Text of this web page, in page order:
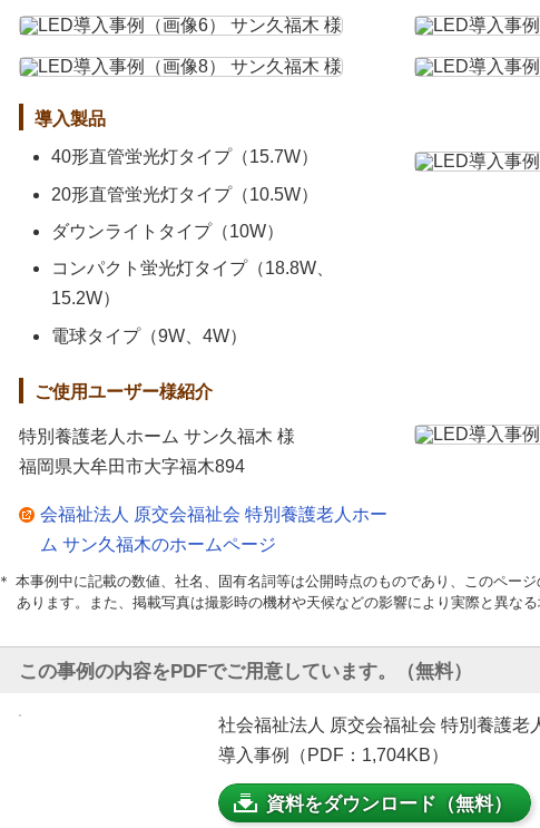
導入製品
40形直管蛍光灯タイプ（15.7W）
20形直管蛍光灯タイプ（10.5W）
ダウンライトタイプ（10W）
コンパクト蛍光灯タイプ（18.8W、
15.2W）
電球タイプ（9W、4W）
ご使用ユーザー様紹介
特別養護老人ホーム サン久福木 様
福岡県大牟田市大字福木894
会福祉法人 原交会福祉会 特別養護老人ホー
ム サン久福木のホームページ
＊ 本事例中に記載の数値、社名、固有名詞等は公開時点のものであり、このペー
あります。また、掲載写真は撮影時の機材や天候などの影響により実際と異なる
この事例の内容をPDFでご用意しています。（無料）
社会福祉法人 原交会福祉会 特別養護
導入事例（PDF：1,704KB）
資料をダウンロード（無料）